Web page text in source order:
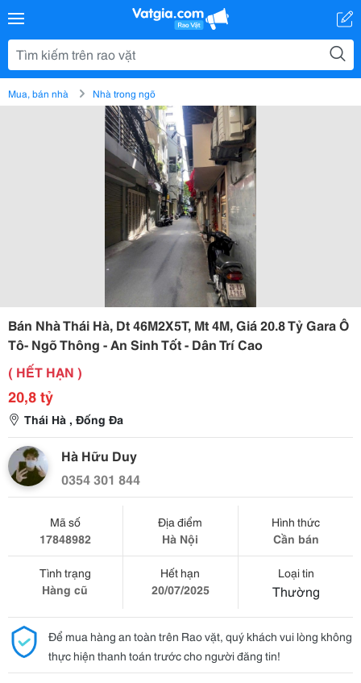
Mua, bán nhà Nhà trong ngõ
Bán Nhà Thái Hà, Dt 46M2X5T, Mt 4M, Giá 20.8 Tỷ Gara Ô
Tô- Ngõ Thông - An Sinh Tốt - Dân Trí Cao
( HẾT HẠN )
20,8 tỷ
Thái Hà , Đống Đa
Hà Hữu Duy
0354 301 844
Mã số
17848982
Địa điểm
Hà Nội
Hình thức
Cần bán
Tình trạng
Hàng cũ
Hết hạn
20/07/2025
Loại tin
Thường
Để mua hàng an toàn trên Rao vặt, quý khách vui lòng không
thực hiện thanh toán trước cho người đăng tin!